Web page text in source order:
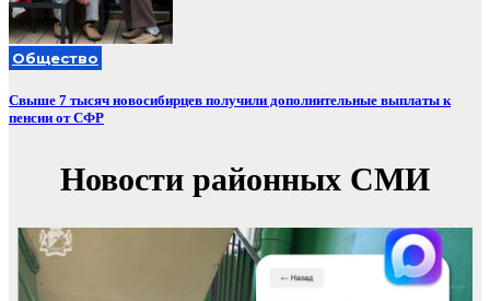
Общество
Свыше 7 тысяч новосибирцев получили дополнительные выплаты к
пенсии от СФР